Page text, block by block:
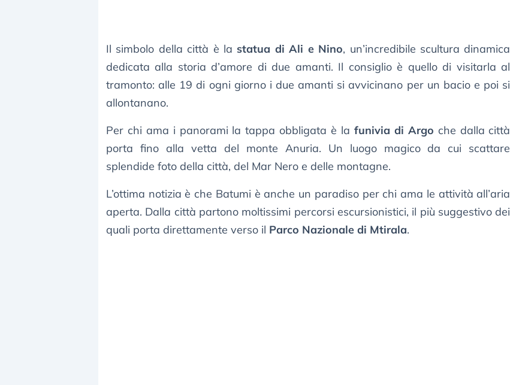
Il simbolo della città è la statua di Ali e Nino, un’incredibile scultura dinamica
dedicata alla storia d’amore di due amanti. Il consiglio è quello di visitarla al
tramonto: alle 19 di ogni giorno i due amanti si avvicinano per un bacio e poi si
allontanano.
Per chi ama i panorami la tappa obbligata è la funivia di Argo che dalla città
porta fino alla vetta del monte Anuria. Un luogo magico da cui scattare
splendide foto della città, del Mar Nero e delle montagne.
L’ottima notizia è che Batumi è anche un paradiso per chi ama le attività all’aria
aperta. Dalla città partono moltissimi percorsi escursionistici, il più suggestivo dei
quali porta direttamente verso il Parco Nazionale di Mtirala.